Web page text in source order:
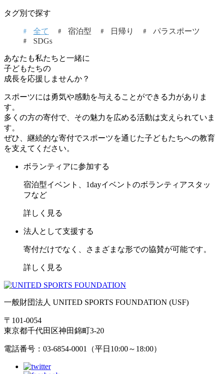
タグ別で探す
全て 宿泊型 日帰り
パラスポーツ
SDGs
あなたも私たちと一緒に
子どもたちの
成長を応援しませんか？
スポーツには勇気や感動を与えることができる力がありま
す。
多くの方の寄付で、その魅力を広める活動は支えられていま
す。
ぜひ、継続的な寄付でスポーツを通じた子どもたちへの教育
を支えてください。
ボランティアに参加する
宿泊型イベント、1dayイベントのボランティアスタッ
フなど
詳しく見る
法人として支援する
寄付だけでなく、さまざまな形での協賛が可能です。
詳しく見る
一般財団法人 UNITED SPORTS FOUNDATION (USF)
〒101-0054
東京都千代田区神田錦町3-20
電話番号：03-6854-0001（平日10:00～18:00）